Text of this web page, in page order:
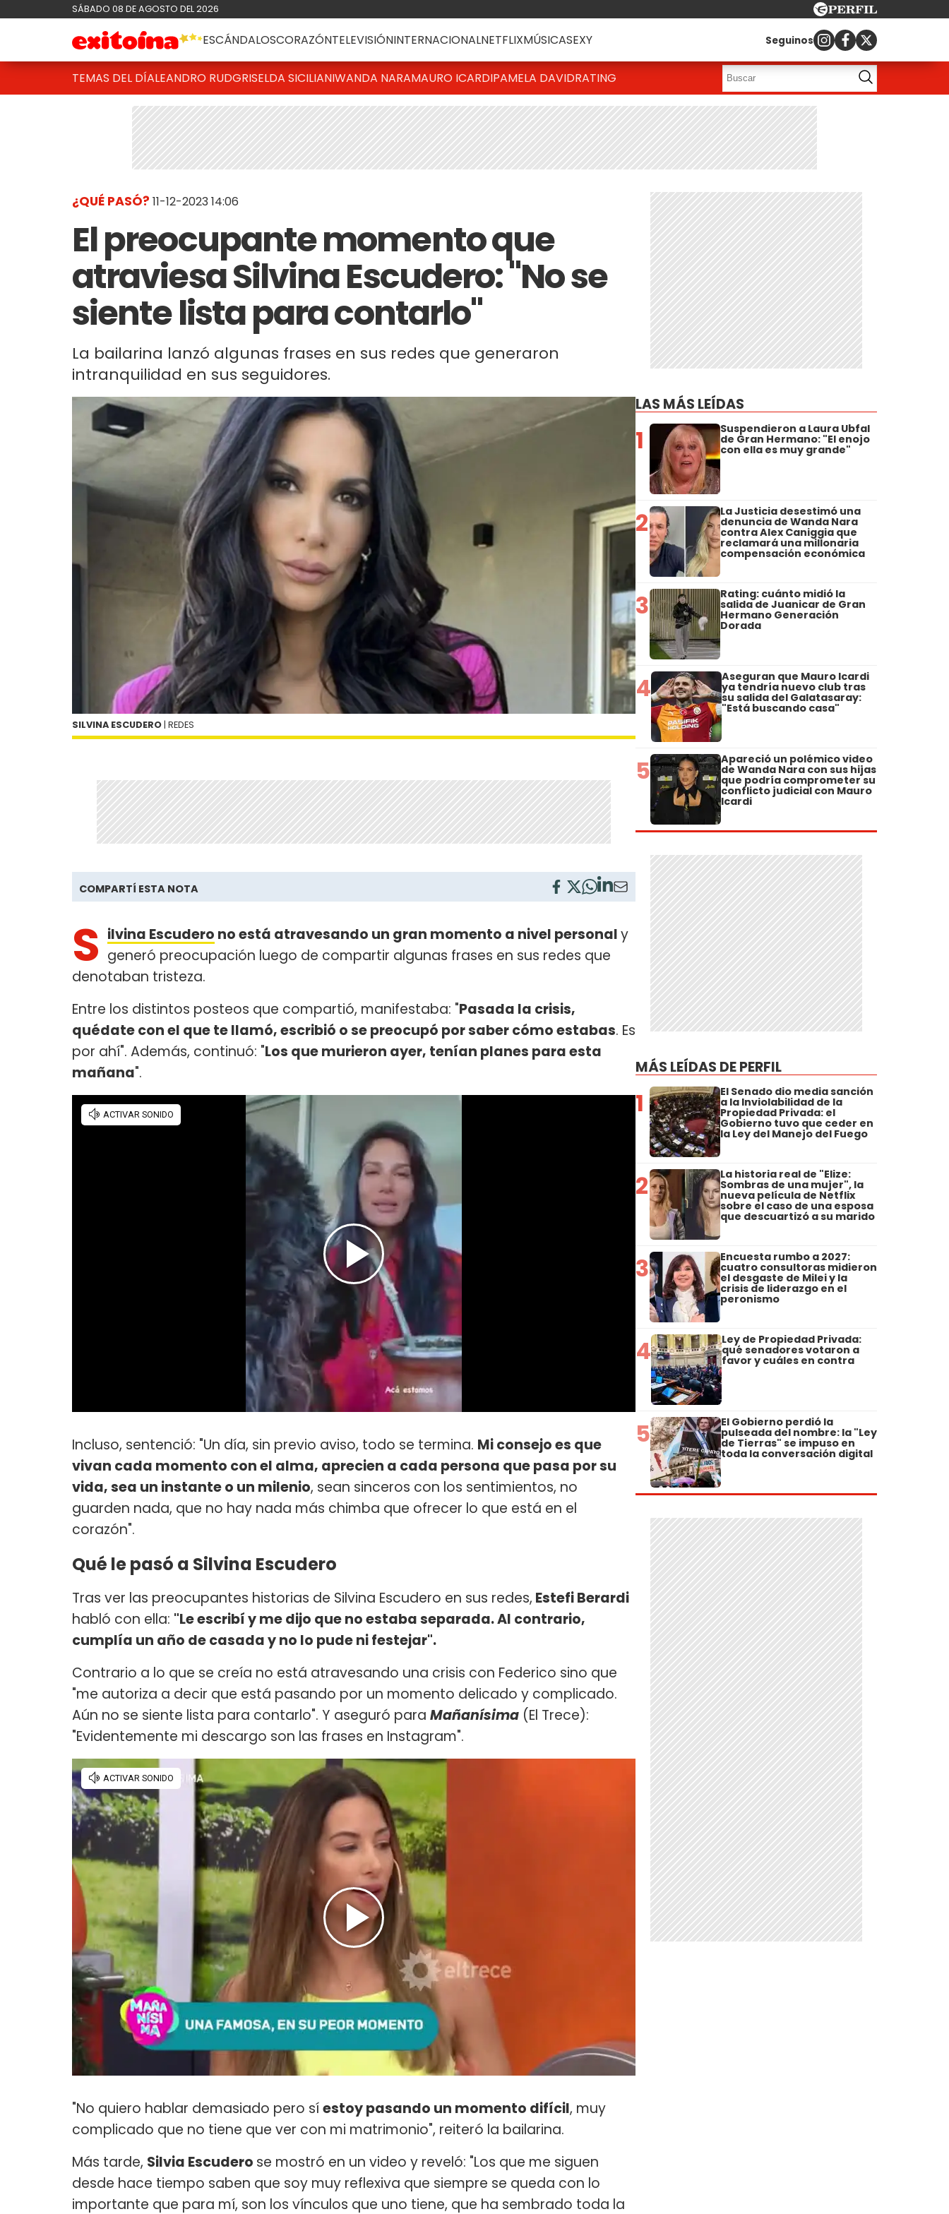
SÁBADO 08 DE AGOSTO DEL 2026
ESCÁNDALOSCORAZÓNTELEVISIÓNINTERNACIONALNETFLIXMÚSICASEXY Seguinos
TEMAS DEL DÍALEANDRO RUDGRISELDA SICILIANIWANDA NARAMAURO ICARDIPAMELA DAVIDRATING
¿QUÉ PASÓ? 11-12-2023 14:06
El preocupante momento que
atraviesa Silvina Escudero: "No se
siente lista para contarlo"
La bailarina lanzó algunas frases en sus redes que generaron
intranquilidad en sus seguidores.
SILVINA ESCUDERO | REDES
COMPARTÍ ESTA NOTA
S ilvina Escudero no está atravesando un gran momento a nivel personaly
generó preocupación luego de compartir algunas frases en sus redes que
denotaban tristeza.
Entre los distintos posteos que compartió, manifestaba: "Pasada la crisis,
quédate con el que te llamó, escribió o se preocupó por saber cómo estabas. Es
por ahí". Además, continuó: "Los que murieron ayer, tenían planes para esta
mañana".
Incluso, sentenció: "Un día, sin previo aviso, todo se termina. Mi consejo es que
vivan cada momento con el alma, aprecien a cada persona que pasa por su
vida, sea un instante o un milenio, sean sinceros con los sentimientos, no
guarden nada, que no hay nada más chimba que ofrecer lo que está en el
corazón".
Qué le pasó a Silvina Escudero
Tras ver las preocupantes historias de Silvina Escudero en sus redes, Estefi Berardi
habló con ella: "Le escribí y me dijo que no estaba separada. Al contrario,
cumplía un año de casada y no lo pude ni festejar".
Contrario a lo que se creía no está atravesando una crisis con Federico sino que
"me autoriza a decir que está pasando por un momento delicado y complicado.
Aún no se siente lista para contarlo". Y aseguró para Mañanísima (El Trece):
"Evidentemente mi descargo son las frases en Instagram".
"No quiero hablar demasiado pero síestoy pasando un momento difícil, muy
complicado que no tiene que ver con mi matrimonio", reiteró la bailarina.
Más tarde, Silvia Escudero se mostró en un video y reveló: "Los que me siguen
desde hace tiempo saben que soy muy reflexiva que siempre se queda con lo
importante que para mí, son los vínculos que uno tiene, que ha sembrado toda la
LAS MÁS LEÍDAS
1 Suspendieron a Laura Ubfal
de Gran Hermano: "El enojo
con ella es muy grande"
2 La Justicia desestimó una
denuncia de Wanda Nara
contra Alex Caniggia que
reclamará una millonaria
compensación económica
3 Rating: cuánto midió la
salida de Juanicar de Gran
Hermano Generación
Dorada
4 Aseguran que Mauro Icardi
ya tendría nuevo club tras
su salida del Galatasaray:
"Está buscando casa"
5 Apareció un polémico video
de Wanda Nara con sus hijas
que podría comprometer su
conflicto judicial con Mauro
Icardi
MÁS LEÍDAS DE PERFIL
1 El Senado dio media sanción
a la Inviolabilidad de la
Propiedad Privada: el
Gobierno tuvo que ceder en
la Ley del Manejo del Fuego
2 La historia real de "Elize:
Sombras de una mujer", la
nueva película de Netflix
sobre el caso de una esposa
que descuartizó a su marido
3 Encuesta rumbo a 2027:
cuatro consultoras midieron
el desgaste de Milei y la
crisis de liderazgo en el
peronismo
4 Ley de Propiedad Privada:
qué senadores votaron a
favor y cuáles en contra
5 El Gobierno perdió la
pulseada del nombre: la "Ley
de Tierras" se impuso en
toda la conversación digital